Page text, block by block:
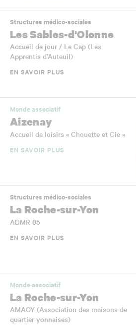
Structures médico-sociales
Les Sables-d'Olonne
Accueil de jour / Le Cap (Les
Apprentis d’Auteuil)
EN SAVOIR PLUS
Monde associatif
Aizenay
Accueil de loisirs « Chouette et Cie »
EN SAVOIR PLUS
Structures médico-sociales
La Roche-sur-Yon
ADMR 85
EN SAVOIR PLUS
Monde associatif
La Roche-sur-Yon
AMAQY (Association des maisons de
quartier yonnaises)